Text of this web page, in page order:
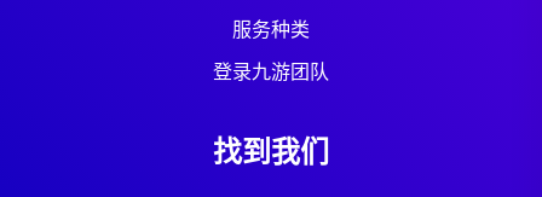
服务种类
登录九游团队
找到我们